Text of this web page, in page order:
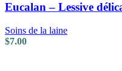
Eucalan – Lessive
Soins de la laine
$7.00